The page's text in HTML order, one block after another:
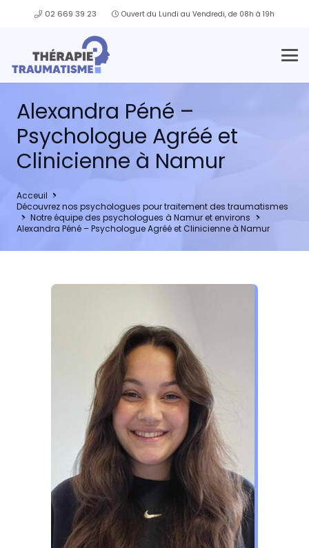
02 669 39 23 Ouvert du Lundi au Vendredi, de 08h à 19h
Alexandra Péné –
Psychologue Agréé et
Clinicienne à Namur
Acceuil
Découvrez nos psychologues pour traitement des traumatismes
Notre équipe des psychologues à Namur et environs
Alexandra Péné – Psychologue Agréé et Clinicienne à Namur